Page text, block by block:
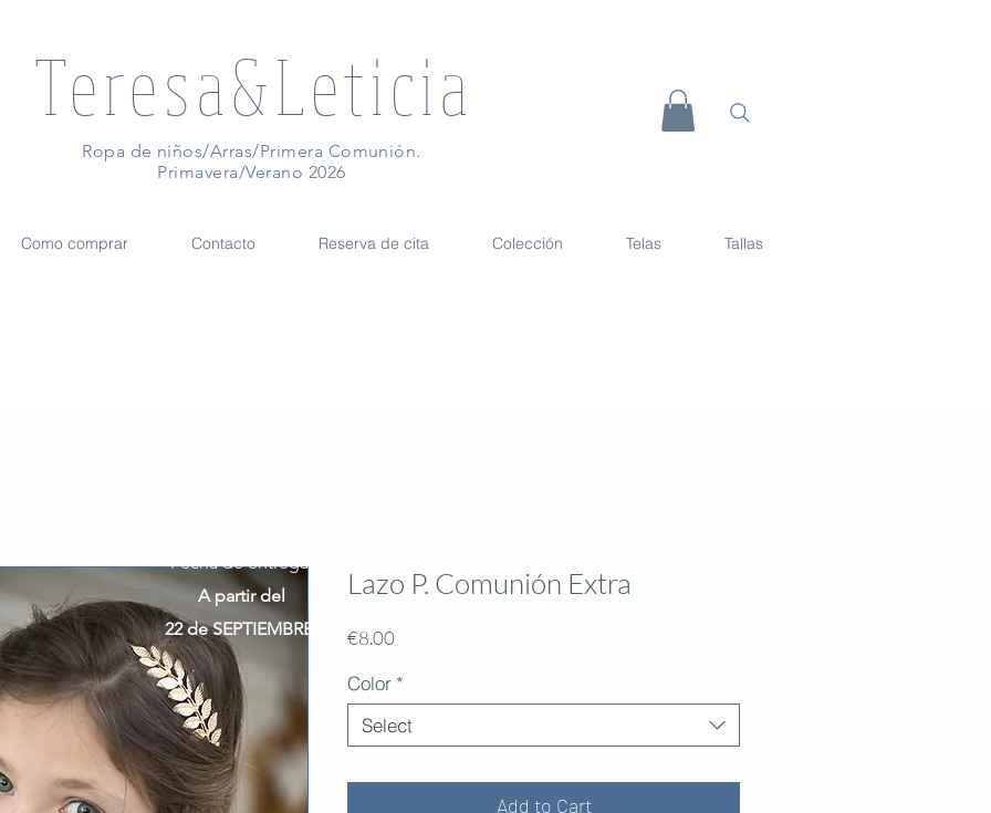
Teresa&Leticia
Ropa de niños/Arras/Primera Comunión.
Primavera/Verano 2026
Como comprar Contacto Reserva de cita Colección Telas Tallas
Lazo P. Comunión Extra
€8.00Price
Color *
Select
Add to Cart
Fecha de entrega:
A partir del
22 de SEPTIEMBRE.